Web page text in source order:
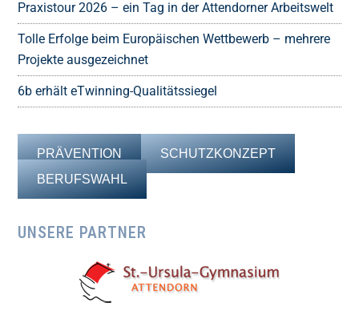
Praxistour 2026 – ein Tag in der Attendorner Arbeitswelt
Tolle Erfolge beim Europäischen Wettbewerb – mehrere
Projekte ausgezeichnet
6b erhält eTwinning-Qualitätssiegel
PRÄVENTION
SCHUTZKONZEPT
BERUFSWAHL
UNSERE PARTNER